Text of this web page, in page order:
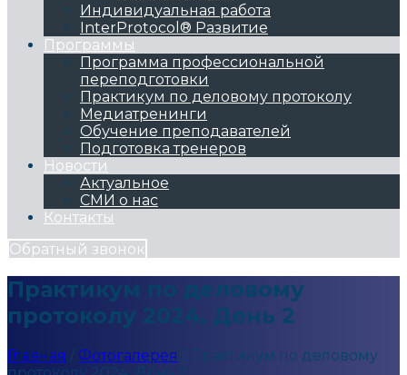
Индивидуальная работа
InterProtocol® Развитие
Программы
Программа профессиональной
переподготовки
Практикум по деловому протоколу
Медиатренинги
Обучение преподавателей
Подготовка тренеров
Новости
Актуальное
СМИ о нас
Контакты
Обратный звонок
Практикум по деловому
протоколу 2024, День 2
Главная / Фотогалерея / Практикум по деловому